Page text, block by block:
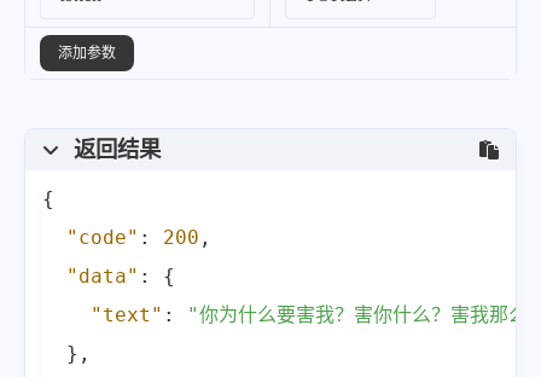
添加参数
返回结果
{
"code" : 200 ,
"data" :
{
"text" :
"你为什么要害我？害你什么？害我那么
} ,